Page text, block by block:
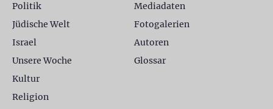
Politik
Jüdische Welt
Israel
Unsere Woche
Kultur
Religion
Mediadaten
Fotogalerien
Autoren
Glossar